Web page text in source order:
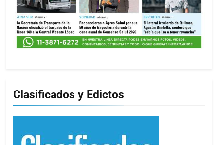
Clasificados y Edictos